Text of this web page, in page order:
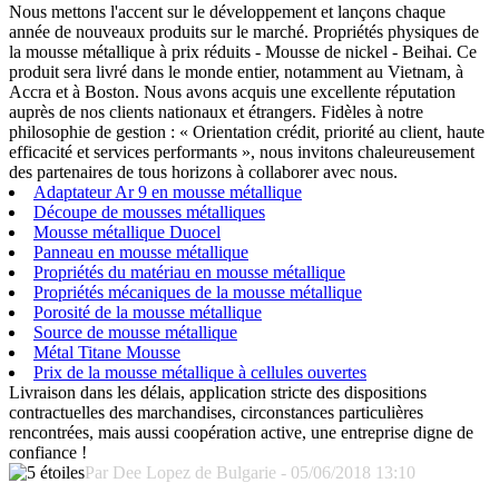
Nous mettons l'accent sur le développement et lançons chaque
année de nouveaux produits sur le marché. Propriétés physiques de
la mousse métallique à prix réduits - Mousse de nickel - Beihai. Ce
produit sera livré dans le monde entier, notamment au Vietnam, à
Accra et à Boston. Nous avons acquis une excellente réputation
auprès de nos clients nationaux et étrangers. Fidèles à notre
philosophie de gestion : « Orientation crédit, priorité au client, haute
efficacité et services performants », nous invitons chaleureusement
des partenaires de tous horizons à collaborer avec nous.
Adaptateur Ar 9 en mousse métallique
Découpe de mousses métalliques
Mousse métallique Duocel
Panneau en mousse métallique
Propriétés du matériau en mousse métallique
Propriétés mécaniques de la mousse métallique
Porosité de la mousse métallique
Source de mousse métallique
Métal Titane Mousse
Prix ​​de la mousse métallique à cellules ouvertes
Livraison dans les délais, application stricte des dispositions
contractuelles des marchandises, circonstances particulières
rencontrées, mais aussi coopération active, une entreprise digne de
confiance !
Par Dee Lopez de Bulgarie - 05/06/2018 13:10